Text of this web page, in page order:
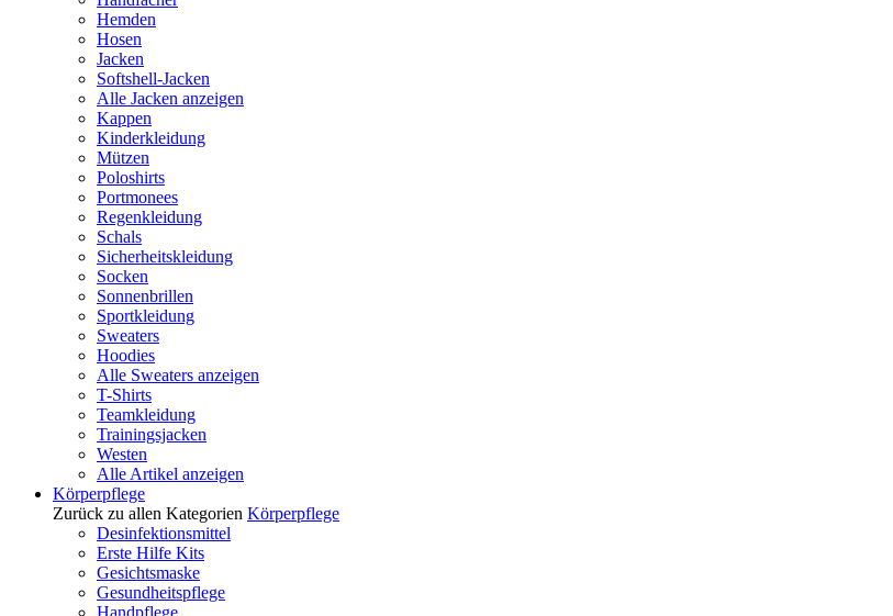
Hemden
Hosen
Jacken
Softshell-Jacken
Alle Jacken anzeigen
Kappen
Kinderkleidung
Mützen
Poloshirts
Portmonees
Regenkleidung
Schals
Sicherheitskleidung
Socken
Sonnenbrillen
Sportkleidung
Sweaters
Hoodies
Alle Sweaters anzeigen
T-Shirts
Teamkleidung
Trainingsjacken
Westen
Alle Artikel anzeigen
Körperpflege
Zurück zu allen Kategorien Körperpflege
Desinfektionsmittel
Erste Hilfe Kits
Gesichtsmaske
Gesundheitspflege
Handpflege